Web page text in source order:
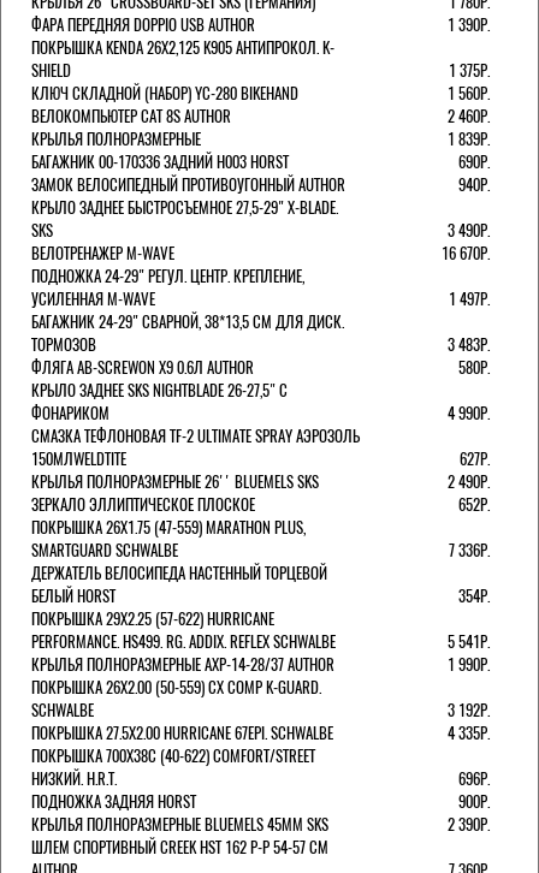
ФАРА ПЕРЕДНЯЯ DOPPIO USB AUTHOR
1 390Р.
ПОКРЫШКА KENDA 26Х2,125 K905 АНТИПРОКОЛ. K-
SHIELD
1 375Р.
КЛЮЧ СКЛАДНОЙ (НАБОР) YC-280 BIKEHAND
1 560Р.
ВЕЛОКОМПЬЮТЕР CAT 8S AUTHOR
2 460Р.
КРЫЛЬЯ ПОЛНОРАЗМЕРНЫЕ
1 839Р.
БАГАЖНИК 00-170336 ЗАДНИЙ H003 HORST
690Р.
ЗАМОК ВЕЛОСИПЕДНЫЙ ПРОТИВОУГОННЫЙ AUTHOR
940Р.
КРЫЛО ЗАДНЕЕ БЫСТРОСЪЕМНОЕ 27,5-29" X-BLADE.
SKS
3 490Р.
ВЕЛОТРЕНАЖЕР M-WAVE
16 670Р.
ПОДНОЖКА 24-29" РЕГУЛ. ЦЕНТР. КРЕПЛЕНИЕ,
УСИЛЕННАЯ M-WAVE
1 497Р.
БАГАЖНИК 24-29" СВАРНОЙ, 38*13,5 СМ ДЛЯ ДИСК.
ТОРМОЗОВ
3 483Р.
ФЛЯГА AB-SCREWON X9 0.6Л AUTHOR
580Р.
КРЫЛО ЗАДНЕЕ SKS NIGHTBLADE 26-27,5" С
ФОНАРИКОМ
4 990Р.
СМАЗКА ТЕФЛОНОВАЯ TF-2 ULTIMATE SPRAY АЭРОЗОЛЬ
150МЛWELDTITE
627Р.
КРЫЛЬЯ ПОЛНОРАЗМЕРНЫЕ 26'' BLUEMELS SKS
2 490Р.
ЗЕРКАЛО ЭЛЛИПТИЧЕСКОЕ ПЛОСКОЕ
652Р.
ПОКРЫШКА 26X1.75 (47-559) MARATHON PLUS,
SMARTGUARD SCHWALBE
7 336Р.
ДЕРЖАТЕЛЬ ВЕЛОCИПЕДА НАСТЕННЫЙ ТОРЦЕВОЙ
БЕЛЫЙ HORST
354Р.
ПОКРЫШКА 29X2.25 (57-622) HURRICANE
PERFORMANCE. HS499. RG. ADDIX. REFLEX SCHWALBE
5 541Р.
КРЫЛЬЯ ПОЛНОРАЗМЕРНЫЕ AXP-14-28/37 AUTHOR
1 990Р.
ПОКРЫШКА 26X2.00 (50-559) CX COMP K-GUARD.
SCHWALBE
3 192Р.
ПОКРЫШКА 27.5X2.00 HURRICANE 67EPI. SCHWALBE
4 335Р.
ПОКРЫШКА 700X38С (40-622) COMFORT/STREET
НИЗКИЙ. H.R.T.
696Р.
ПОДНОЖКА ЗАДНЯЯ HORST
900Р.
КРЫЛЬЯ ПОЛНОРАЗМЕРНЫЕ BLUEMELS 45MM SKS
2 390Р.
ШЛЕМ СПОРТИВНЫЙ CREEK HST 162 Р-Р 54-57 СМ